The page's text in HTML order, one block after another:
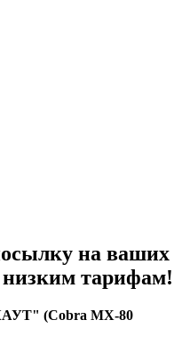
на ваших
тарифам!
(Cobra MX-80